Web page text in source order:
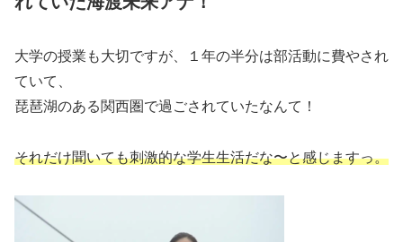
大学の授業も大切ですが、１年の半分は部活動に費やされ
ていて、
琵琶湖のある関西圏で過ごされていたなんて！
それだけ聞いても刺激的な学生生活だな〜と感じますっ。